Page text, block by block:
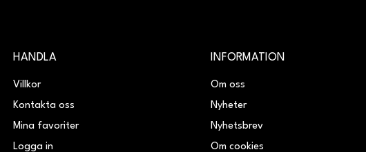
HANDLA
Villkor
Kontakta oss
Mina favoriter
Logga in
INFORMATION
Om oss
Nyheter
Nyhetsbrev
Om cookies